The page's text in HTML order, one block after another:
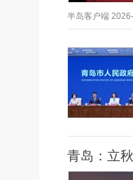
半岛客户端
青岛：立